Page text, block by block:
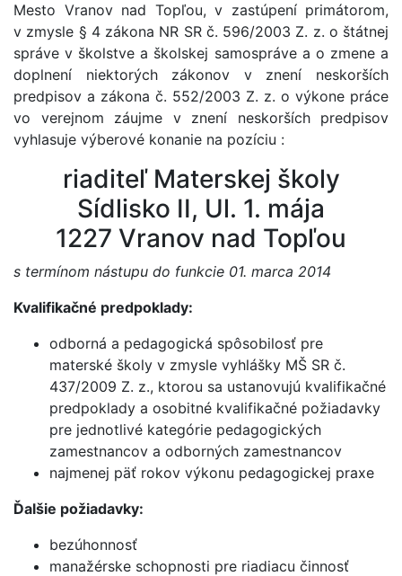
Mesto Vranov nad Topľou, v zastúpení primátorom,
v zmysle § 4 zákona NR SR č. 596/2003 Z. z. o štátnej
správe v školstve a školskej samospráve a o zmene a
doplnení niektorých zákonov v znení neskorších
predpisov a zákona č. 552/2003 Z. z. o výkone práce
vo verejnom záujme v znení neskorších predpisov
vyhlasuje výberové konanie na pozíciu :
riaditeľ Materskej školy
Sídlisko II, Ul. 1. mája
1227 Vranov nad Topľou
s termínom nástupu do funkcie 01. marca 2014
Kvalifikačné predpoklady:
odborná a pedagogická spôsobilosť pre
materské školy v zmysle vyhlášky MŠ SR č.
437/2009 Z. z., ktorou sa ustanovujú kvalifikačné
predpoklady a osobitné kvalifikačné požiadavky
pre jednotlivé kategórie pedagogických
zamestnancov a odborných zamestnancov
najmenej päť rokov výkonu pedagogickej praxe
Ďalšie požiadavky:
bezúhonnosť
manažérske schopnosti pre riadiacu činnosť